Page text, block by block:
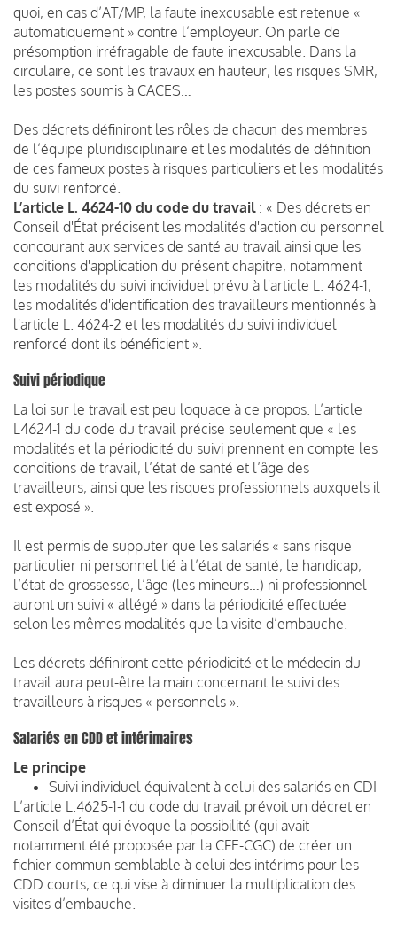
quoi, en cas d’AT/MP, la faute inexcusable est retenue «
automatiquement » contre l’employeur. On parle de
présomption irréfragable de faute inexcusable. Dans la
circulaire, ce sont les travaux en hauteur, les risques SMR,
les postes soumis à CACES…
Des décrets définiront les rôles de chacun des membres
de l’équipe pluridisciplinaire et les modalités de définition
de ces fameux postes à risques particuliers et les modalités
du suivi renforcé.
L’article L. 4624-10 du code du travail: « Des décrets en
Conseil d'État précisent les modalités d'action du personnel
concourant aux services de santé au travail ainsi que les
conditions d'application du présent chapitre, notamment
les modalités du suivi individuel prévu à l'article L. 4624-1,
les modalités d'identification des travailleurs mentionnés à
l'article L. 4624-2 et les modalités du suivi individuel
renforcé dont ils bénéficient ».
Suivi périodique
La loi sur le travail est peu loquace à ce propos. L’article
L4624-1 du code du travail précise seulement que « les
modalités et la périodicité du suivi prennent en compte les
conditions de travail, l’état de santé et l’âge des
travailleurs, ainsi que les risques professionnels auxquels il
est exposé ».
Il est permis de supputer que les salariés « sans risque
particulier ni personnel lié à l’état de santé, le handicap,
l’état de grossesse, l’âge (les mineurs…) ni professionnel
auront un suivi « allégé » dans la périodicité effectuée
selon les mêmes modalités que la visite d’embauche.
Les décrets définiront cette périodicité et le médecin du
travail aura peut-être la main concernant le suivi des
travailleurs à risques « personnels ».
Salariés en CDD et intérimaires
Le principe
Suivi individuel équivalent à celui des salariés en CDI
L’article L.4625-1-1 du code du travail prévoit un décret en
Conseil d’État qui évoque la possibilité (qui avait
notamment été proposée par la CFE-CGC) de créer un
fichier commun semblable à celui des intérims pour les
CDD courts, ce qui vise à diminuer la multiplication des
visites d’embauche.